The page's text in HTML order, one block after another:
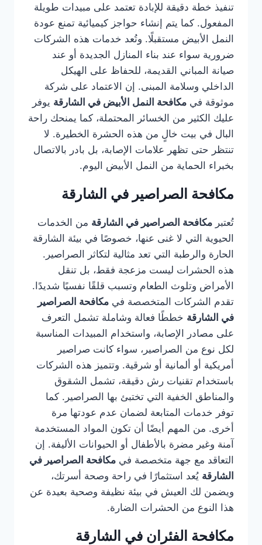
تنفيذ خطة دقيقة للإبادة تعتمد على مبيدات طويلة
المفعول. كما يتم إنشاء حواجز كيميائية تمنع عودة
النمل الأبيض مستقبلًا. وتُعد خدمات هذه الشركات
ضرورية سواء عند بناء المنازل الجديدة أو عند
صيانة المباني القديمة، للحفاظ على الهيكل
الداخلي وسلامة المبنى. إن الاعتماد على شركة
موثوقة في مكافحة النمل الأبيض في الشارقة يوفر
عليك الكثير من الخسائر المحتملة، كما يمنحك راحة
البال في بيت خالٍ من هذه الحشرة الخطيرة. لا
تنتظر حتى تظهر علامات الإصابة، بل بادر بالاتصال
بخبراء الحماية من النمل الأبيض اليوم.
مكافحة الصراصير في الشارقة
تُعتبر مكافحة الصراصير في الشارقة من الخدمات
الحيوية التي لا غنى عنها، خصوصًا في بيئة الشارقة
الحارة والرطبة التي تعد مثالية لتكاثر الصراصير.
هذه الحشرات ليست مزعجة فقط، بل تنقل
الأمراض وتلوث الطعام وتسبب قلقًا نفسيًا شديدًا.
تقدم الشركات المتخصصة في مكافحة الصراصير
في الشارقة خططًا فعالة وشاملة تشمل التعرف
على مصادر الإصابة، واستخدام المبيدات المناسبة
لكل نوع من الصراصير، سواء كانت صراصير
أمريكية أو ألمانية أو شرقية. وتتميز هذه الشركات
باستخدام تقنيات رش دقيقة، تشمل الشقوق
والمناطق الخفية التي تختبئ بها الصراصير. كما
توفر خدمات المتابعة لضمان عدم عودتها مرة
أخرى. من المهم أيضًا أن تكون المواد المستخدمة
آمنة وغير مضرة بالأطفال أو الحيوانات الأليفة. إن
التعاقد مع جهة متخصصة في مكافحة الصراصير في
الشارقة يُعد استثمارًا في راحة وصحة أسرتك،
ويضمن لك العيش في بيئة نظيفة وصحية بعيدة عن
هذا النوع من الحشرات الضارة.
مكافحة الفئران في الشارقة